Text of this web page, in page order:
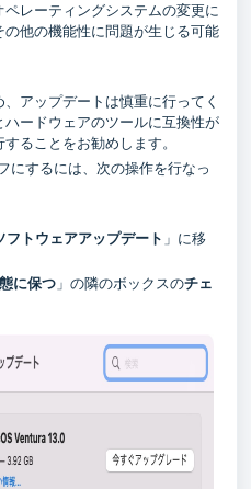
レーティングシステムの変更に
他の機能性に問題が生じる可能
アップデートは慎重に行ってく
ードウェアのツールに互換性が
ることをお勧めします。
にするには、次の操作を行なっ
フトウェアアップデート 」に移
に保つ 」の隣のボックスのチェ